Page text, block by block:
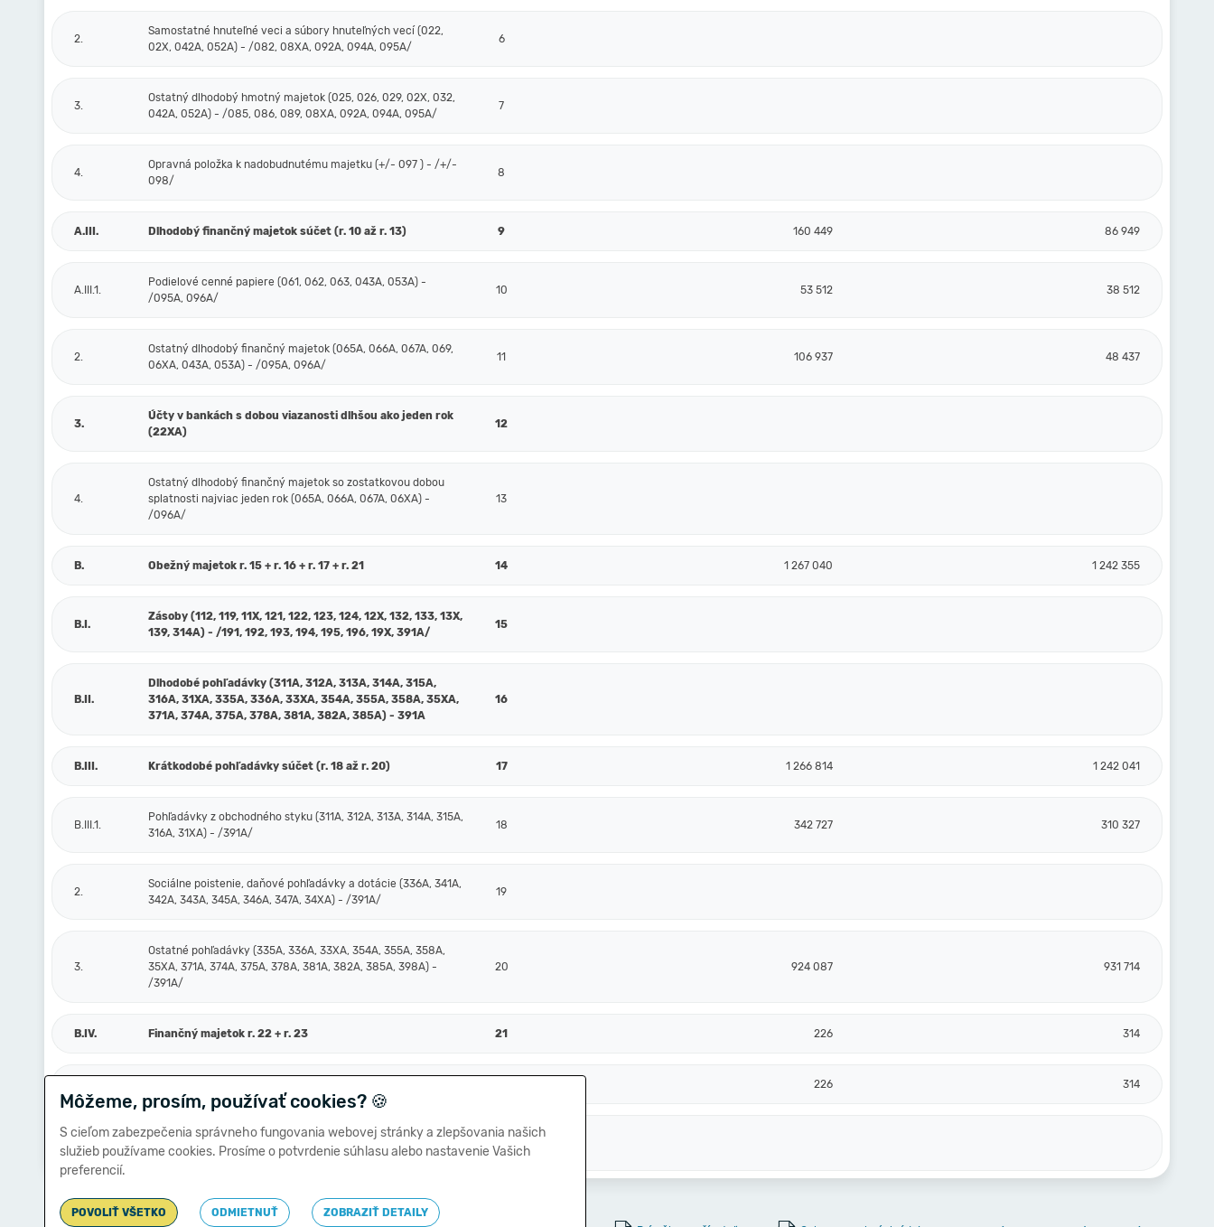
2.
Samostatné hnuteľné veci a súbory hnuteľných vecí (022,
02X, 042A, 052A) - /082, 08XA, 092A, 094A, 095A/
6
3.
Ostatný dlhodobý hmotný majetok (025, 026, 029, 02X, 032,
042A, 052A) - /085, 086, 089, 08XA, 092A, 094A, 095A/
7
4.
Opravná položka k nadobudnutému majetku (+/- 097 ) - /+/-
098/
8
A.III. Dlhodobý finančný majetok súčet (r. 10 až r. 13) 9 160 449 86 949
A.III.1.
Podielové cenné papiere (061, 062, 063, 043A, 053A) -
/095A, 096A/
10 53 512 38 512
2.
Ostatný dlhodobý finančný majetok (065A, 066A, 067A, 069,
06XA, 043A, 053A) - /095A, 096A/
11 106 937 48 437
3.
Účty v bankách s dobou viazanosti dlhšou ako jeden rok
(22XA)
12
4.
Ostatný dlhodobý finančný majetok so zostatkovou dobou
splatnosti najviac jeden rok (065A, 066A, 067A, 06XA) -
/096A/
13
B. Obežný majetok r. 15 + r. 16 + r. 17 + r. 21 14 1 267 040 1 242 355
B.I.
Zásoby (112, 119, 11X, 121, 122, 123, 124, 12X, 132, 133, 13X,
139, 314A) - /191, 192, 193, 194, 195, 196, 19X, 391A/
15
B.II.
Dlhodobé pohľadávky (311A, 312A, 313A, 314A, 315A,
316A, 31XA, 335A, 336A, 33XA, 354A, 355A, 358A, 35XA,
371A, 374A, 375A, 378A, 381A, 382A, 385A) - 391A
16
B.III. Krátkodobé pohľadávky súčet (r. 18 až r. 20) 17 1 266 814 1 242 041
B.III.1.
Pohľadávky z obchodného styku (311A, 312A, 313A, 314A, 315A,
316A, 31XA) - /391A/
18 342 727 310 327
2.
Sociálne poistenie, daňové pohľadávky a dotácie (336A, 341A,
342A, 343A, 345A, 346A, 347A, 34XA) - /391A/
19
3.
Ostatné pohľadávky (335A, 336A, 33XA, 354A, 355A, 358A,
35XA, 371A, 374A, 375A, 378A, 381A, 382A, 385A, 398A) -
/391A/
20 924 087 931 714
B.IV. Finančný majetok r. 22 + r. 23 21 226 314
226 314
2.
Ostatné finančné účty (251, 252, 253, 256, 257, 25X, 259, 314A)
- /291, 29X/
23
Môžeme, prosím, používať cookies? 🍪
S cieľom zabezpečenia správneho fungovania webovej stránky a zlepšovania našich
služieb používame cookies. Prosíme o potvrdenie súhlasu alebo nastavenie Vašich
preferencií.
POVOLIŤ VŠETKO ODMIETNUŤ
ZOBRAZIŤ DETAILY